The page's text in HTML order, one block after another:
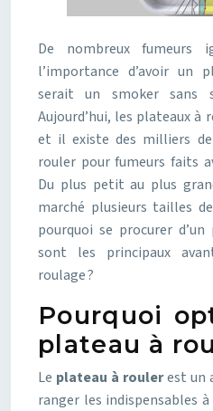
De nombreux fumeurs
l’importance d’avoir un
serait un smoker sans
Aujourd’hui, les plateaux
et il existe des milliers
rouler pour fumeurs faits
Du plus petit au plus
marché plusieurs tailles
pourquoi se procurer
sont les principaux
roulage ?
Pourquoi
plateau à
Le plateau à roulerest un
ranger les indispensables